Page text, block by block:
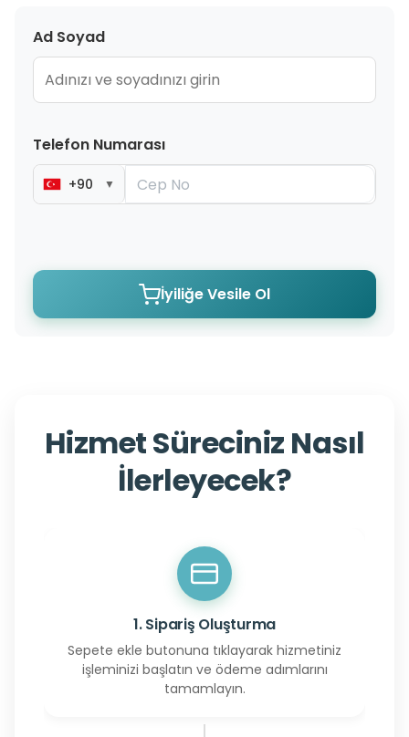
Ad Soyad
Telefon Numarası
+90 ▼
İyiliğe Vesile Ol
Hizmet Süreciniz Nasıl
İlerleyecek?
1. Sipariş Oluşturma
Sepete ekle butonuna tıklayarak hizmetiniz
işleminizi başlatın ve ödeme adımlarını
tamamlayın.